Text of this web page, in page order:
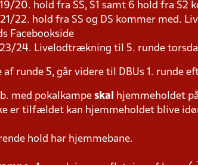
20. hold fra SS, S1 samt 6 hold fra S2
22. hold fra SS og DS kommer med.
Facebookside
24. Livelodtrækning til 5. runde
af runde 5, går videre til DBUs 1. runde
med pokalkampe skal
hjemmeholdet
er tilfældet kan hjemmeholdet blive
hold har hjemmebane.